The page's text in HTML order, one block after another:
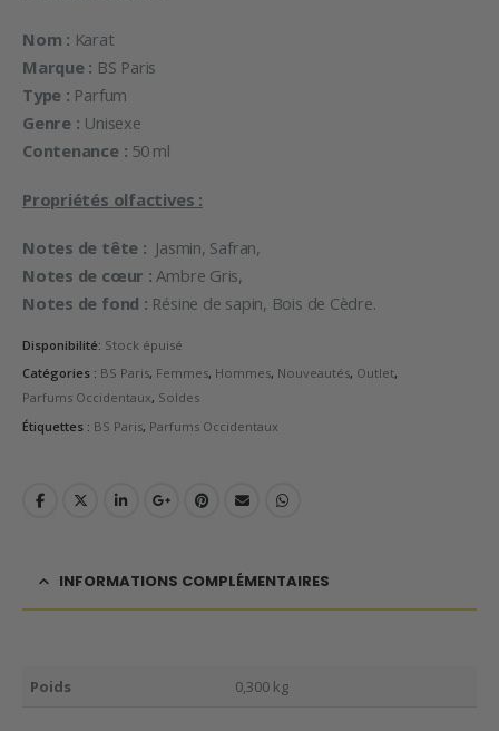
Nom : Karat
Marque : BS Paris
Type : Parfum
Genre : Unisexe
Contenance : 50 ml
Propriétés olfactives :
Notes de tête : Jasmin, Safran,
Notes de cœur :Ambre Gris,
Notes de fond : Résine de sapin, Bois de Cèdre.
Disponibilité: Stock épuisé
Catégories : BS Paris, Femmes, Hommes, Nouveautés, Outlet,
Parfums Occidentaux, Soldes
Étiquettes : BS Paris, Parfums Occidentaux
INFORMATIONS COMPLÉMENTAIRES
Poids 0,300 kg